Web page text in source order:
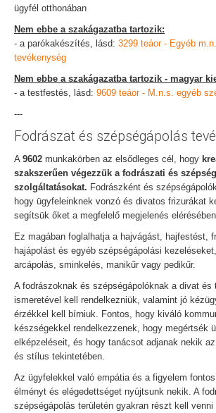
ügyfél otthonában
Nem ebbe a szakágazatba tartozik:
- a parókakészítés, lásd: 3299 teáor - Egyéb
tevékenység
Nem ebbe a szakágazatba tartozik - magyar
- a testfestés, lásd: 9609 teáor - M.n.s. egyéb
---
Fodrászat és szépségápolás
A 9602 munkakörben az elsődleges cél, hogy
szakszerűen végezzük a fodrászati és
szolgáltatásokat. Fodrászként és
hogy ügyfeleinknek vonzó és divatos frizurákat
segítsük őket a megfelelő megjelenés
Ez magában foglalhatja a hajvágást, hajfestést,
hajápolást és egyéb szépségápolási
arcápolás, sminkelés, manikűr vagy pedikűr.
A fodrászoknak és szépségápolóknak a divat és
ismeretével kell rendelkezniük, valamint jó
érzékkel kell bírniuk. Fontos, hogy kiváló
készségekkel rendelkezzenek, hogy megértsék
elképzeléseit, és hogy tanácsot adjanak nekik
és stílus tekintetében.
Az ügyfelekkel való empátia és a figyelem
élményt és elégedettséget nyújtsunk nekik. A
szépségápolás területén gyakran részt kell